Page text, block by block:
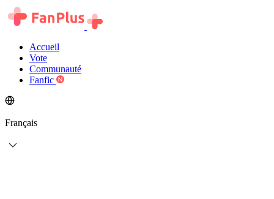
Accueil
Vote
Communauté
Fanfic
Français